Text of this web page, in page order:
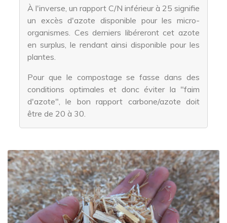
À l'inverse, un rapport C/N inférieur à 25 signifie
un excès d'azote disponible pour les micro-
organismes. Ces derniers libéreront cet azote
en surplus, le rendant ainsi disponible pour les
plantes.
Pour que le compostage se fasse dans des
conditions optimales et donc éviter la "faim
d'azote", le bon rapport carbone/azote doit
être de 20 à 30.